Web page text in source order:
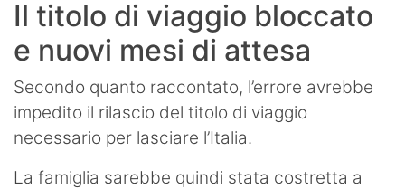
Il titolo di viaggio bloccato
e nuovi mesi di attesa
Secondo quanto raccontato, l’errore avrebbe
impedito il rilascio del titolo di viaggio
necessario per lasciare l’Italia.
La famiglia sarebbe quindi stata costretta a